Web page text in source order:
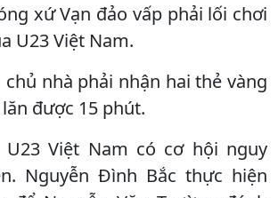
xứ Vạn đảo vấp phải lối chơi
U23 Việt Nam.
nhà phải nhận hai thẻ vàng
được 15 phút.
U23 Việt Nam có cơ hội nguy
Nguyễn Đình Bắc thực hiện